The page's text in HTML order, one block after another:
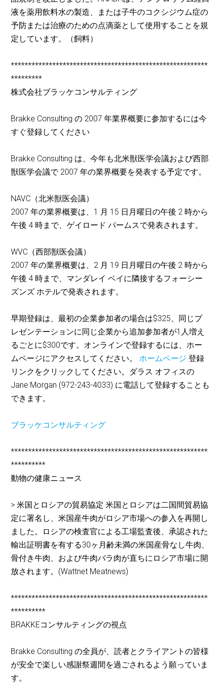
液を薬用飲料水の製造、または子牛のコクシジウム症の
予防または治療のための点滴薬として使用することを規
定しています。（飼料）
*********************************************************
*********
株式会社ブラッケコンサルティング
Brakke Consulting の 2007 年業界概要に参加するには今
すぐ登録してください
Brakke Consulting は、今年も北米獣医学会議および西部
獣医学会議で 2007 年の業界概要を発表する予定です。
NAVC（北米獣医会議）
2007 年の業界概要は、1 月 15 日月曜日の午後 2 時から
午後 4 時まで、ゲイロード パームスで発表されます。
WVC（西部獣医会議）
2007 年の業界概要は、2 月 19 日月曜日の午後 2 時から
午後 4 時まで、マンダレイ ベイに隣接するフォーシー
ズンズ ホテルで発表されます。
早期登録は、最初の企業参加者の場合は$325、同じプ
レゼンテーションに同じ企業から追加参加者が1人増え
るごとに$300です。オンラインで登録するには、ホー
ムページにアクセスしてください。ホームページ 登録
リンクをクリックしてください。ダラス オフィスの
Jane Morgan (972-243-4033) に電話して登録することも
できます。
ブラッケコンサルティング
*********************************************************
**********
動物の健康ニュース
> 米国とロシアの貿易協定 米国とロシアは二国間貿易協
定に署名し、米国産牛肉がロシア市場への参入を再開し
ました。ロシアの検査官による工場監査後、承認された
輸出証明書を有する30ヶ月齢未満の米国産骨なし牛肉、
骨付き牛肉、および牛肉バラ肉が直ちにロシア市場に開
放されます。(Wattnet Meatnews)
*********************************************************
**********
BRAKKEコンサルティングの視点
Brakke Consulting の全員が、読者とクライアントの皆様
が安全で楽しい感謝祭週間を過ごされるよう願っていま
す。